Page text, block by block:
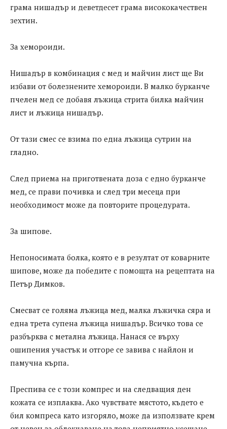
грама нишадър и деветдесет грама висококачествен
зехтин.
За хемороиди.
Нишадър в комбинация с мед и майчин лист ще Ви
избави от болезнените хемороиди. В малко бурканче
пчелен мед се добавя лъжица стрита билка майчин
лист и лъжица нишадър.
От тази смес се взима по една лъжица сутрин на
гладно.
След приема на приготвената доза с едно бурканче
мед, се прави почивка и след три месеца при
необходимост може да повторите процедурата.
За шипове.
Непоносимата болка, която е в резултат от коварните
шипове, може да победите с помощта на рецептата на
Петър Димков.
Смесват се голяма лъжица мед, малка лъжичка сяра и
една трета супена лъжица нишадър. Всичко това се
разбърква с метална лъжица. Нанася се върху
ошипения участък и отгоре се завива с найлон и
памучна кърпа.
Преспива се с този компрес и на следващия ден
кожата се изплаква. Ако чувствате мястото, където е
бил компреса като изгоряло, може да използвате крем